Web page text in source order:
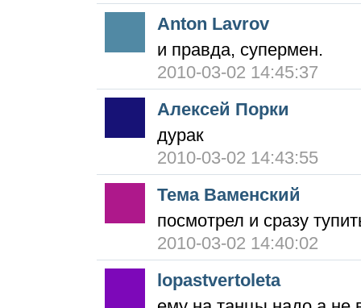
Anton Lavrov
и правда, супермен.
2010-03-02 14:45:37
Алексей Порки
дурак
2010-03-02 14:43:55
Тема Ваменский
посмотрел и сразу
2010-03-02 14:40:02
lopastvertoleta